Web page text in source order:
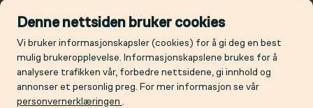
Denne nettsiden bruker cookies
Vi bruker informasjonskapsler (cookies) for å gi deg en best
mulig brukeropplevelse. Informasjonskapslene brukes for å
analysere trafikken vår, forbedre nettsidene, gi innhold og
annonser et personlig preg. For mer informasjon se vår
personvernerklæringen .